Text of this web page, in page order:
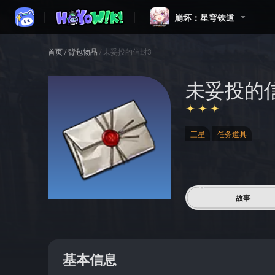
崩坏：星穹铁道
首页/背包物品 / 未妥投的信封3
未妥投的
三星 任务道具
故事
基本信息